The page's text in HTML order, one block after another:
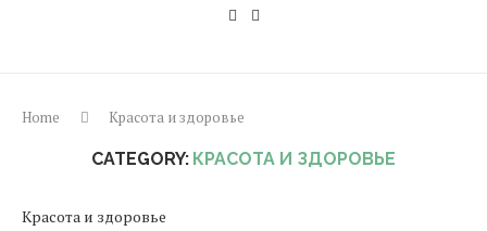
Home Красота и здоровье
CATEGORY: КРАСОТА И ЗДОРОВЬЕ
Красота и здоровье